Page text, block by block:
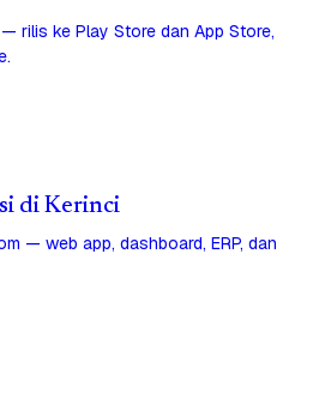
rilis ke Play Store dan App Store,
di Kerinci
— web app, dashboard, ERP, dan